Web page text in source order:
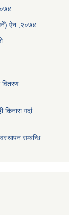
ऐन ,२०७४
वितरण
गर्दा
सम्बन्धि